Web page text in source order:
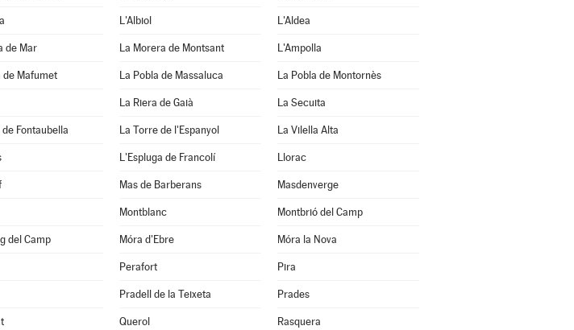
L'Albiol L'Aldea
de Mar La Morera de Montsant L'Ampolla
de Mafumet La Pobla de Massaluca La Pobla de Montornès
La Riera de Gaià La Secuita
de Fontaubella La Torre de l'Espanyol La Vilella Alta
L'Espluga de Francolí Llorac
Mas de Barberans Masdenverge
Montblanc Montbrió del Camp
del Camp Móra d'Ebre Móra la Nova
Perafort Pira
Pradell de la Teixeta Prades
Querol Rasquera